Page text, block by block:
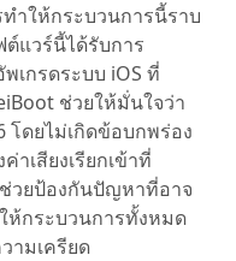
ำให้กระบวนการนี้ราบ
แวร์นี้ได้รับการ
เกรดระบบ iOS ที่
ช่วยให้มั่นใจว่า
โดยไม่เกิดข้อบกพร่อง
เสียงเรียกเข้าที่
วยป้องกันปัญหาที่อาจ
ห้กระบวนการทั้งหมด
ามเครียด